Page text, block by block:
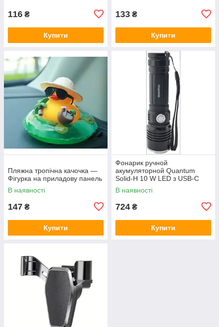
116 ₴
Купити
133 ₴
Купити
Пляжна тропічна качочка —
Фігурка на приладову панель
В наявності
147 ₴
Купити
Фонарик ручной
акумуляторной Quantum
Solid-H 10 W LED з USB-C
В наявності
724 ₴
Купити